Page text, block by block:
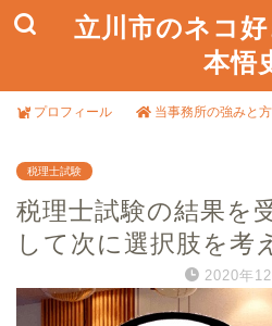
立川市のネコ
本悟
プロフィール 当事務所の強みと
税理士試験
税理士試験の結果を
して次に選択肢を考
2020年